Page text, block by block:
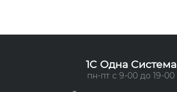
1C Одна Система
пн-пт с 9-00 до 19-00